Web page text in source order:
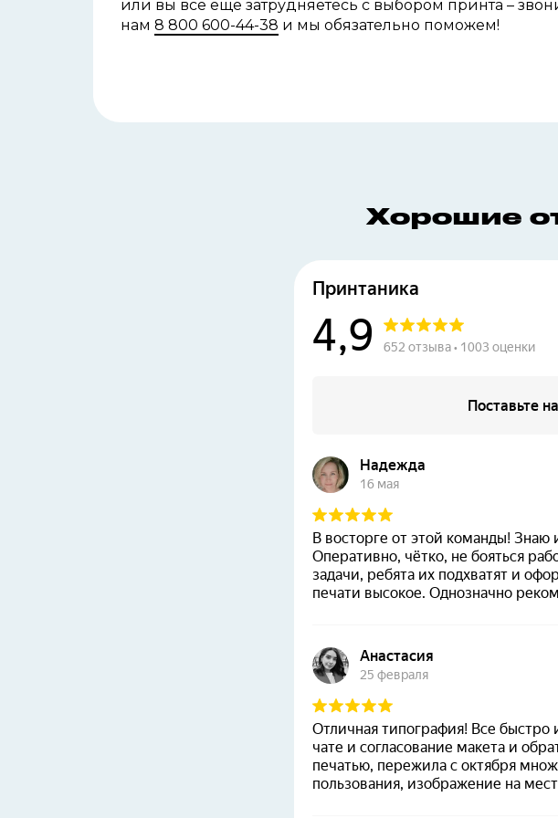
или вы все еще затрудняетесь с выбором принта –
нам 8 800 600-44-38 и мы обязательно поможем!
Хорошие